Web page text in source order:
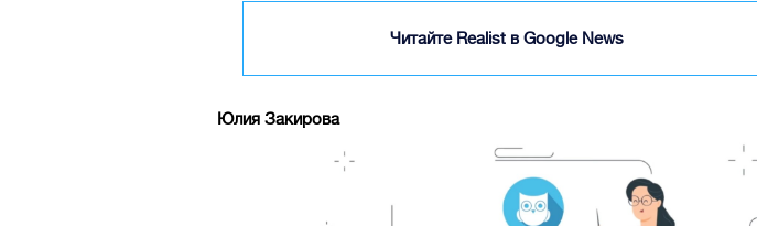
Читайте Realist в Google News
Юлия Закирова